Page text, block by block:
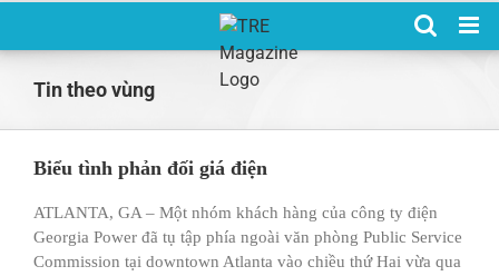
Tin theo vùng
Biểu tình phản đối giá điện
ATLANTA, GA – Một nhóm khách hàng của công ty điện
Georgia Power đã tụ tập phía ngoài văn phòng Public Service
Commission tại downtown Atlanta vào chiều thứ Hai vừa qua